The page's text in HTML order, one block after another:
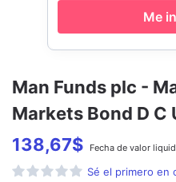
Man Funds plc -
Markets Bond D C
138,67$ Fecha de valor
Sé el primero en
Me